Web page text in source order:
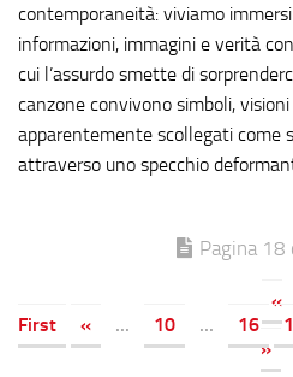
contemporaneità: viviamo
informazioni, immagini e verità
cui l’assurdo smette di
canzone convivono simboli,
apparentemente scollegati come
attraverso uno specchio
Pagina
«
First
« ... 10 ... 16
»